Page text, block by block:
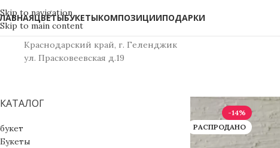
Skip to navigation
Skip to main content
ЦВЕТЫБУКЕТЫКОМПОЗИЦИИПОДАРКИ
Краснодарский край, г. Геленджик
ул. Прасковеевская д.19
КАТАЛОГ
букет
Букеты
-14%
РАСПРОДАНО